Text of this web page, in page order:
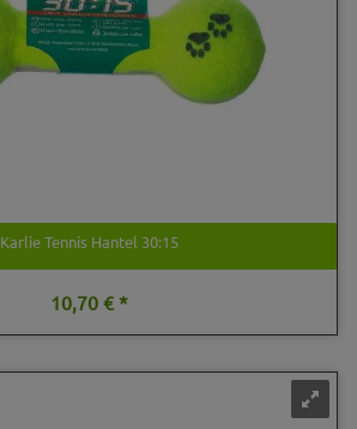
Karlie Tennis Hantel 30:15
10,70 € *